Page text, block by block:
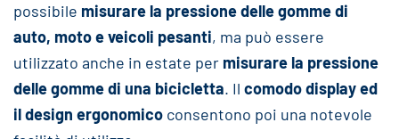
possibile misurare la pressione delle gomme di
auto, moto e veicoli pesanti, ma può essere
utilizzato anche in estate per misurare la pressione
delle gomme di una bicicletta. Il comodo display ed
il design ergonomico consentono poi una notevole